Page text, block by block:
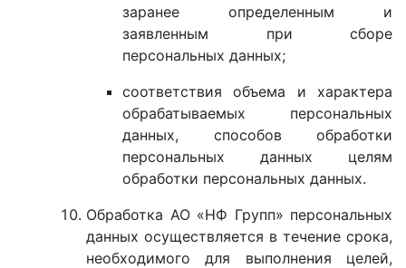
заранее определенным и
заявленным при сборе
персональных данных;
соответствия объема и характера
обрабатываемых персональных
данных, способов обработки
персональных данных целям
обработки персональных данных.
Обработка АО «НФ Групп» персональных
данных осуществляется в течение срока,
необходимого для выполнения целей,